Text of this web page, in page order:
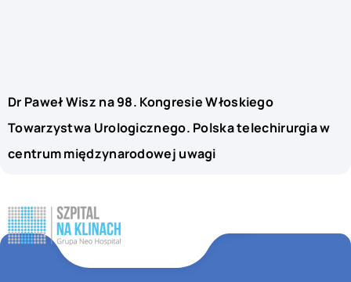
Dr Paweł Wisz na 98. Kongresie Włoskiego
Towarzystwa Urologicznego. Polska telechirurgia w
centrum międzynarodowej uwagi